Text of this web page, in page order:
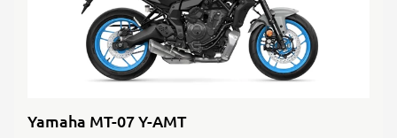
Yamaha MT-07 Y-AMT